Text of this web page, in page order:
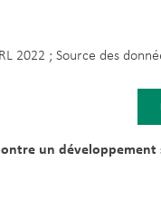
2022 ; Source des
un